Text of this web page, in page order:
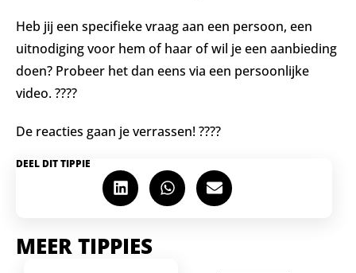
Heb jij een specifieke vraag aan een persoon, een
uitnodiging voor hem of haar of wil je een aanbieding
doen? Probeer het dan eens via een persoonlijke
video. ????⁣⁣ ⁣⁣
De reacties gaan je verrassen!⁣⁣ ????
DEEL DIT TIPPIE
MEER TIPPIES